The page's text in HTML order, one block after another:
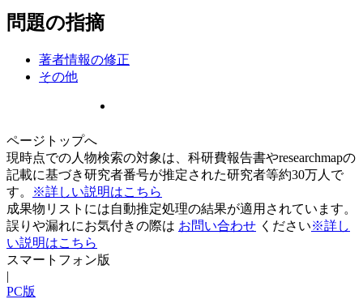
問題の指摘
著者情報の修正
その他
ページトップへ
現時点での人物検索の対象は、科研費報告書やresearchmapの
記載に基づき研究者番号が推定された研究者等約30万人で
す。
※詳しい説明はこちら
成果物リストには自動推定処理の結果が適用されています。
誤りや漏れにお気付きの際は お問い合わせ ください※詳し
い説明はこちら
スマートフォン版
|
PC版